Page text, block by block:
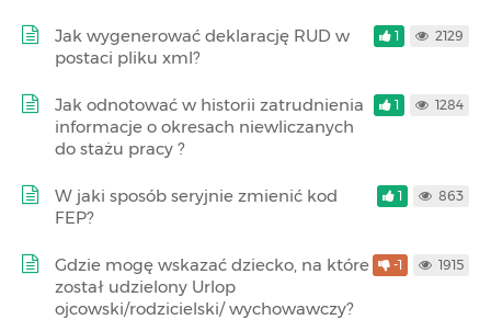
Jak wygenerować deklarację RUD w
postaci pliku xml?
1 2129
Jak odnotować w historii zatrudnienia
informacje o okresach niewliczanych
do stażu pracy ?
1 1284
W jaki sposób seryjnie zmienić kod
FEP?
1 863
Gdzie mogę wskazać dziecko, na które
został udzielony Urlop
ojcowski/rodzicielski/ wychowawczy?
-1 1915